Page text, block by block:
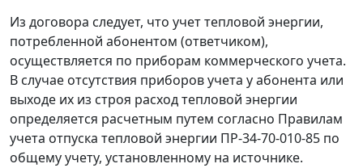
Из договора следует, что учет тепловой энергии,
потребленной абонентом (ответчиком),
осуществляется по приборам коммерческого учета.
В случае отсутствия приборов учета у абонента или
выходе их из строя расход тепловой энергии
определяется расчетным путем согласно Правилам
учета отпуска тепловой энергии ПР-34-70-010-85 по
общему учету, установленному на источнике.